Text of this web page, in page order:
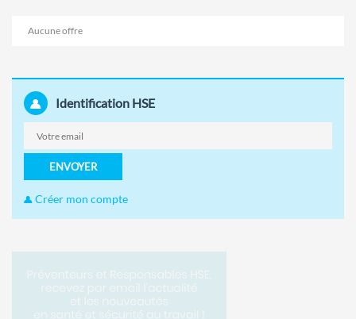
Aucune offre
Identification HSE
ENVOYER
Créer mon compte